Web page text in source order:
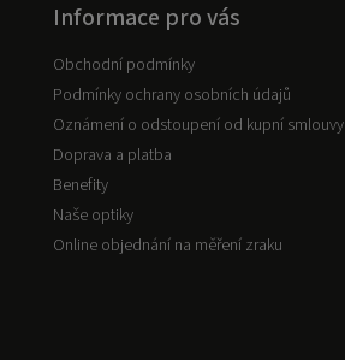
Informace pro vás
Obchodní podmínky
Podmínky ochrany osobních údajů
Oznámení o odstoupení od kupní smlouvy
Doprava a platba
Benefity
Naše optiky
Online objednání na měření zraku